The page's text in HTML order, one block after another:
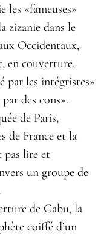
«fameuses»
zizanie dans le
Occidentaux,
en couverture,
par les intégristes»
des cons».
de Paris,
de France et la
pas lire et
un groupe de
de Cabu, la
coiffé d’un